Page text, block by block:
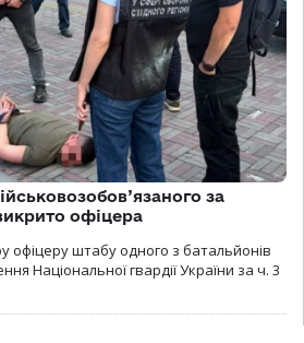
за
офіцера
офіцеру штабу одного з батальйонів
Національної гвардії України за ч. 3